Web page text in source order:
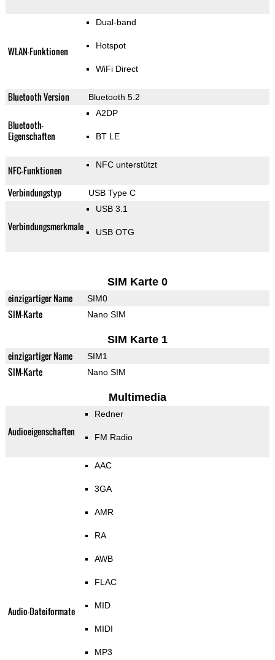
WLAN-Funktionen
Dual-band
Hotspot
WiFi Direct
Bluetooth Version Bluetooth 5.2
Bluetooth-
Eigenschaften
A2DP
BT LE
NFC-Funktionen NFC unterstützt
Verbindungstyp USB Type C
Verbindungsmerkmale
USB 3.1
USB OTG
SIM Karte 0
einzigartiger Name SIM0
SIM-Karte Nano SIM
SIM Karte 1
einzigartiger Name SIM1
SIM-Karte Nano SIM
Multimedia
Audioeigenschaften
Redner
FM Radio
Audio-Dateiformate
AAC
3GA
AMR
RA
AWB
FLAC
MID
MIDI
MP3